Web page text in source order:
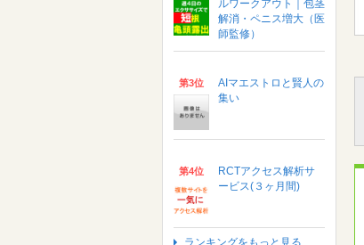
ルワークアウト｜包茎
解消・ペニス増大（医
師監修）
第3位
AIマエストロと賢人の
集い
第4位
RCTアクセス解析サ
ービス(３ヶ月間)
ランキングをもっと見る